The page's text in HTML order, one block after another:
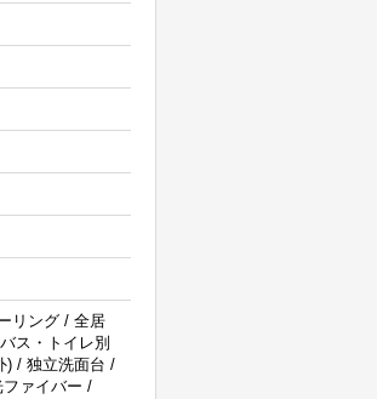
リング / 全居
ス・トイレ別
) / 独立洗面台 /
ァイバー /